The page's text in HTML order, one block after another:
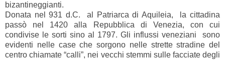
bizantineggianti.
Donata nel 931 d.C. al Patriarca di Aquileia, la cittadina
passò nel 1420 alla Repubblica di Venezia, con cui
condivise le sorti sino al 1797. Gli influssi veneziani sono
evidenti nelle case che sorgono nelle strette stradine del
centro chiamate “calli”, nei vecchi stemmi sulle facciate degli